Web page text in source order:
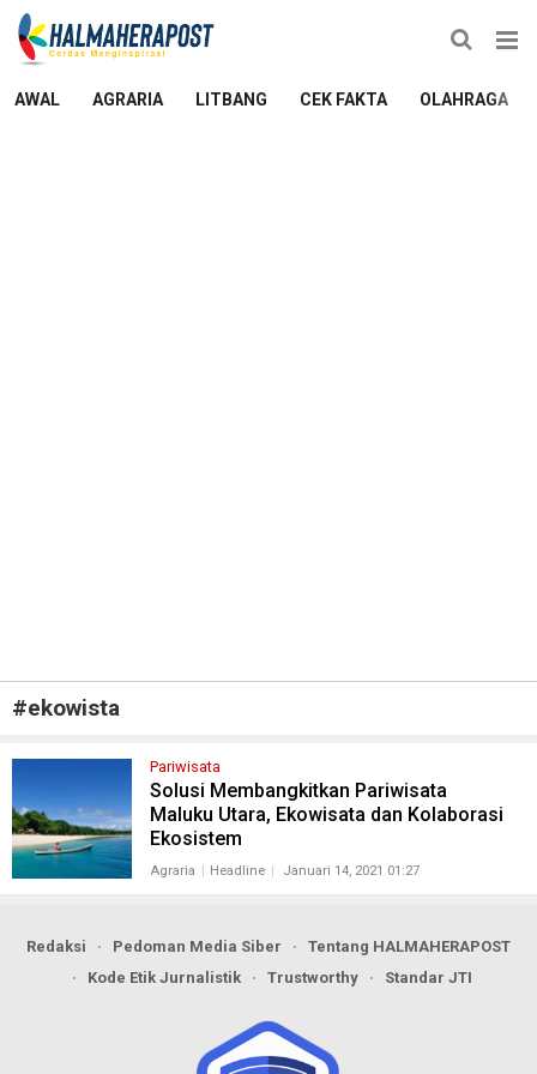
AWAL AGRARIA LITBANG CEK FAKTA OLAHRAGA
#ekowista
Pariwisata
Solusi Membangkitkan Pariwisata
Maluku Utara, Ekowisata dan Kolaborasi
Ekosistem
Agraria Headline Januari 14, 2021 01:27
Redaksi Pedoman Media Siber
Tentang HALMAHERAPOST
Kode Etik Jurnalistik
Trustworthy Standar JTI